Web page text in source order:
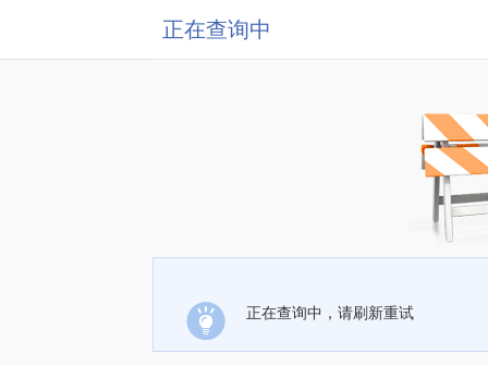
正在查询中
正在查询中，请刷新重试